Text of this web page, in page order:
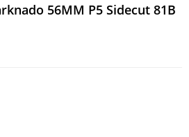
56MM P5 Sidecut 81B